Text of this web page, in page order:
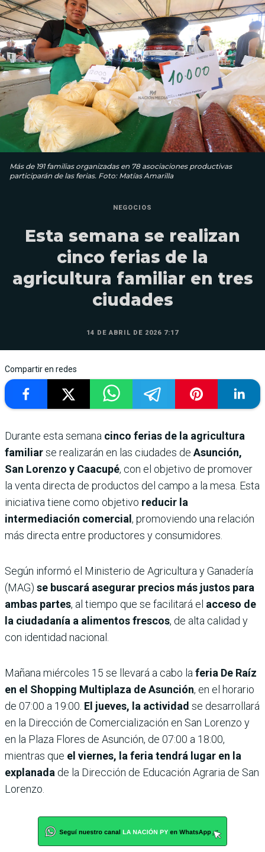
Más de 191 familias organizadas en 78 asociaciones productivas
participarán de las ferias. Foto: Matías Amarilla
NEGOCIOS
Esta semana se realizan
cinco ferias de la
agricultura familiar en tres
ciudades
14 DE ABRIL DE 2026 7:17
Compartir en redes
Durante esta semana cinco ferias de la agricultura
familiarse realizarán en las ciudades de Asunción,
San Lorenzo y Caacupé, con el objetivo de promover
la venta directa de productos del campo a la mesa. Esta
iniciativa tiene como objetivo reducir la
intermediación comercial, promoviendo una relación
más directa entre productores y consumidores.
Según informó el Ministerio de Agricultura y Ganadería
(MAG) se buscará asegurar precios más justos para
ambas partes, al tiempo que se facilitará el acceso de
la ciudadanía a alimentos frescos, de alta calidad y
con identidad nacional.
Mañana miércoles 15 se llevará a cabo la feria De Raíz
en el Shopping Multiplaza de Asunción, en el horario
de 07:00 a 19:00. El jueves, la actividad se desarrollará
en la Dirección de Comercialización en San Lorenzo y
en la Plaza Flores de Asunción, de 07:00 a 18:00,
mientras que el viernes, la feria tendrá lugar en la
explanada de la Dirección de Educación Agraria de San
Lorenzo.